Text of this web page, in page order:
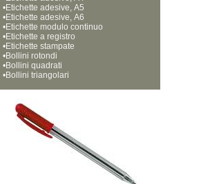
•Etichette adesive, A5
•Etichette adesive, A6
•Etichette modulo continuo
•Etichette a registro
•Etichette stampate
•Bollini rotondi
•Bollini quadrati
•Bollini triangolari